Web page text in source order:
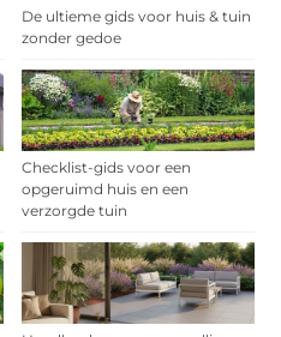
De ultieme gids voor huis & tuin
zonder gedoe
Checklist-gids voor een
opgeruimd huis en een
verzorgde tuin